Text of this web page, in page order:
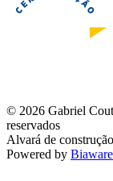
© 2026 Gabriel
reservados
Alvará de
Powered by